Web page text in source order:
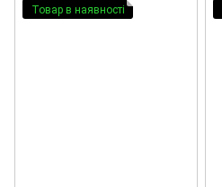
Товар в наявності